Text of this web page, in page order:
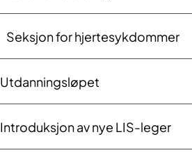
Seksjon for hjertesykdommer
Utdanningsløpet
Introduksjon av nye LIS-leger